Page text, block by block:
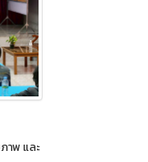
าพ และ